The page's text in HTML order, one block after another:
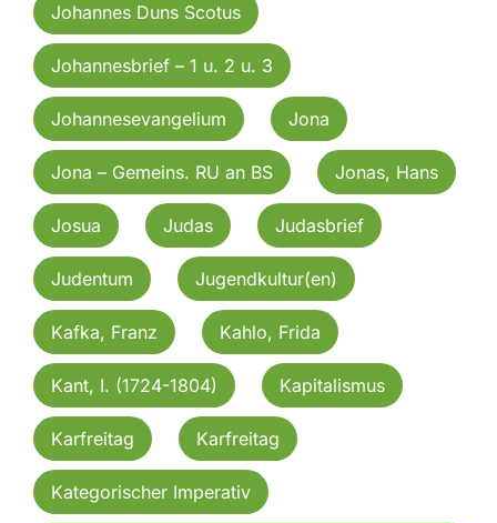
Johannes Duns Scotus
Johannesbrief – 1 u. 2 u. 3
Johannesevangelium Jona
Jona – Gemeins. RU an BS Jonas, Hans
Josua Judas Judasbrief
Judentum Jugendkultur(en)
Kafka, Franz Kahlo, Frida
Kant, I. (1724-1804) Kapitalismus
Karfreitag Karfreitag
Kategorischer Imperativ